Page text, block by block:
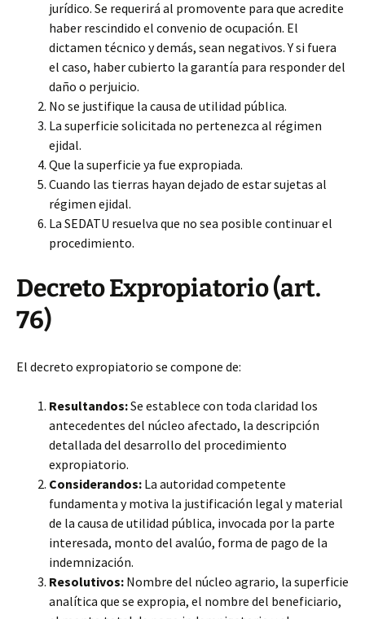
jurídico. Se requerirá al promovente para que acredite
haber rescindido el convenio de ocupación. El
dictamen técnico y demás, sean negativos. Y si fuera
el caso, haber cubierto la garantía para responder del
daño o perjuicio.
No se justifique la causa de utilidad pública.
La superficie solicitada no pertenezca al régimen
ejidal.
Que la superficie ya fue expropiada.
Cuando las tierras hayan dejado de estar sujetas al
régimen ejidal.
La SEDATU resuelva que no sea posible continuar el
procedimiento.
Decreto Expropiatorio (art.
76)
El decreto expropiatorio se compone de:
Resultandos:Se establece con toda claridad los
antecedentes del núcleo afectado, la descripción
detallada del desarrollo del procedimiento
expropiatorio.
Considerandos: La autoridad competente
fundamenta y motiva la justificación legal y material
de la causa de utilidad pública, invocada por la parte
interesada, monto del avalúo, forma de pago de la
indemnización.
Resolutivos: Nombre del núcleo agrario, la superficie
analítica que se expropia, el nombre del beneficiario,